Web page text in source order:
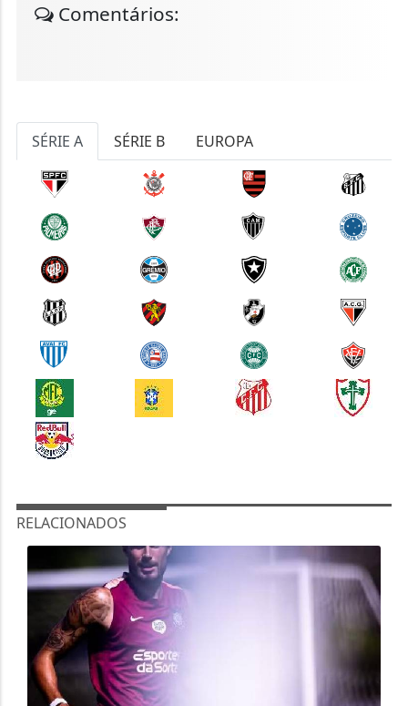
Comentários:
SÉRIE A SÉRIE B EUROPA
RELACIONADOS